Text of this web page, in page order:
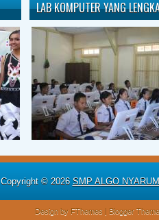
LAB KOMPUTER YANG
Copyright © 2026 SMP ALGO
Design by FThemes | Blogger